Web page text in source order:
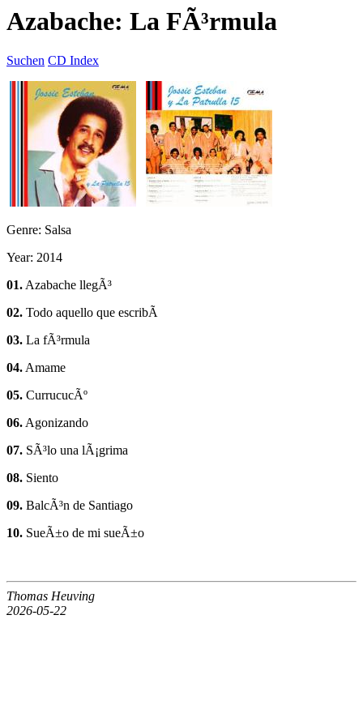
Azabache: La FÃ³rmula
Suchen CD Index
Genre: Salsa
Year: 2014
01.Azabache llegÃ³
02. Todo aquello que escribÃ­
03. La fÃ³rmula
04.Amame
05. CurrucucÃº
06.Agonizando
07. SÃ³lo una lÃ¡grima
08. Siento
09. BalcÃ³n de Santiago
10. SueÃ±o de mi sueÃ±o
Thomas Heuving
2026-05-22